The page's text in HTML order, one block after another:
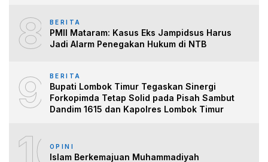
8 BERITA
PMII Mataram: Kasus Eks Jampidsus Harus
Jadi Alarm Penegakan Hukum di NTB
9 BERITA
Bupati Lombok Timur Tegaskan Sinergi
Forkopimda Tetap Solid pada Pisah Sambut
Dandim 1615 dan Kapolres Lombok Timur
10
OPINI
Islam Berkemajuan Muhammadiyah